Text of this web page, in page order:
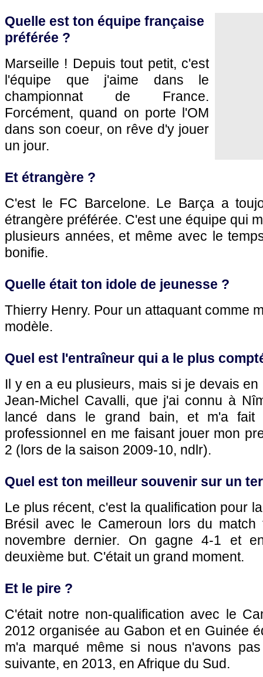
Quelle est ton équipe française
préférée ?
Marseille ! Depuis tout petit, c'est
l'équipe que j'aime dans le
championnat de France.
Forcément, quand on porte l'OM
dans son coeur, on rêve d'y jouer
un jour.
Et étrangère ?
C'est le FC Barcelone. Le Barça a
étrangère préférée. C'est une équipe qui
plusieurs années, et même avec le
bonifie.
Quelle était ton idole de jeunesse ?
Thierry Henry. Pour un attaquant comme
modèle.
Quel est l'entraîneur qui a le plus
Il y en a eu plusieurs, mais si je devais
Jean-Michel Cavalli, que j'ai connu à
lancé dans le grand bain, et m'a fait
professionnel en me faisant jouer mon
2 (lors de la saison 2009-10, ndlr).
Quel est ton meilleur souvenir sur un
Le plus récent, c'est la qualification pour
Brésil avec le Cameroun lors du
novembre dernier. On gagne 4-1 et
deuxième but. C'était un grand moment.
Et le pire ?
C'était notre non-qualification avec le
2012 organisée au Gabon et en Guinée
m'a marqué même si nous n'avons
suivante, en 2013, en Afrique du Sud.